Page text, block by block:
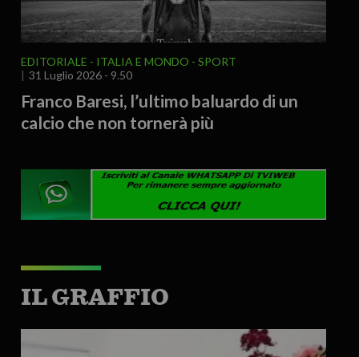
EDITORIALE ITALIA E MONDO
SPORT
31 Luglio 2026 - 9.50
Franco Baresi, l’ultimo baluardo di un
calcio che non tornerà più
IL GRAFFIO